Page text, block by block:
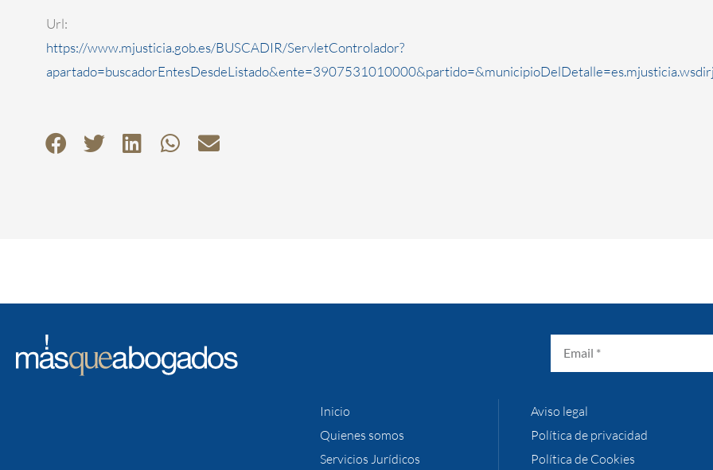
Url:
https://www.mjusticia.gob.es/BUSCADIR/ServletControlador?
Inicio
Quienes somos
Servicios Jurídicos
Aviso legal
Política de privacidad
Política de Cookies